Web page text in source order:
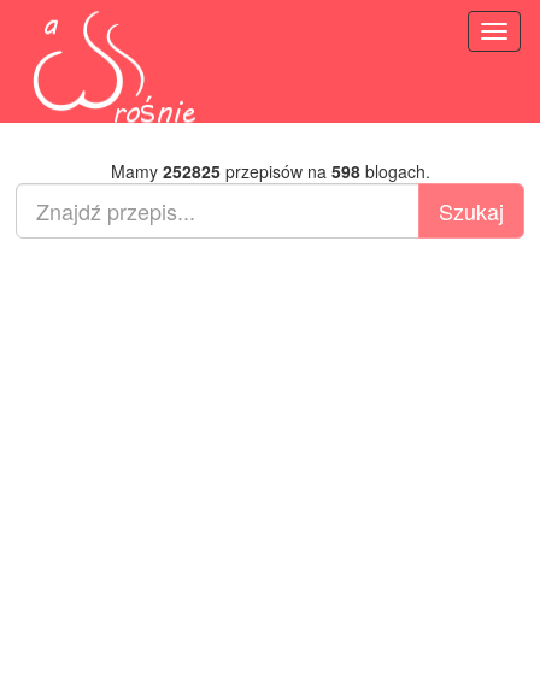
Mamy 252825przepisów na 598blogach.